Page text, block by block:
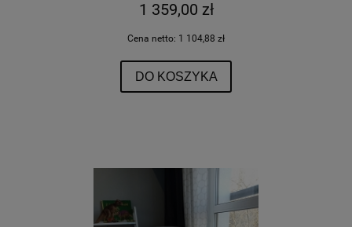
1 359,00 zł
Cena netto: 1 104,88 zł
DO KOSZYKA